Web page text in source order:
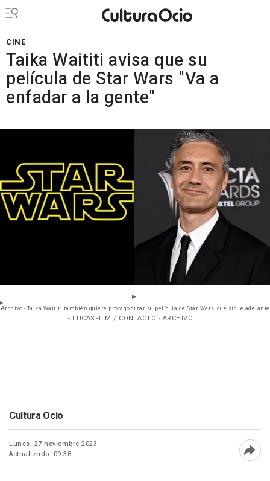
CINE
Taika Waititi avisa que su
película de Star Wars "Va a
enfadar a la gente"
Archivo - Taika Waititi también quiere protagonizar su película de Star Wars, que sigue adelante
- LUCASFILM / CONTACTO - ARCHIVO
Cultura Ocio
Lunes, 27 noviembre 2023
Actualizado: 09:38